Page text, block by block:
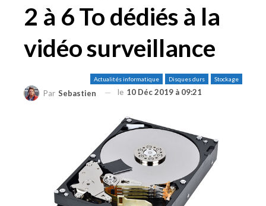
2 à 6 To dédiés à la
vidéo surveillance
Actualités informatique Disques durs Stockage
Par Sebastien le 10 Déc 2019 à 09:21